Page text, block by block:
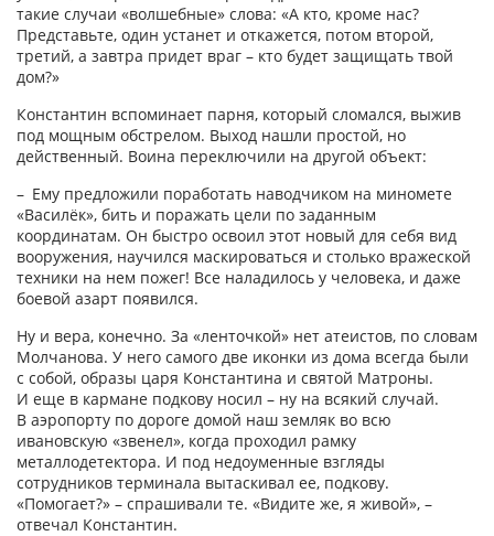
такие случаи «волшебные» слова: «А кто, кроме нас?
Представьте, один устанет и откажется, потом второй,
третий, а завтра придет враг – кто будет защищать твой
дом?»
Константин вспоминает парня, который сломался, выжив
под мощным обстрелом. Выход нашли простой, но
действенный. Воина переключили на другой объект:
– Ему предложили поработать наводчиком на миномете
«Василёк», бить и поражать цели по заданным
координатам. Он быстро освоил этот новый для себя вид
вооружения, научился маскироваться и столько вражеской
техники на нем пожег! Все наладилось у человека, и даже
боевой азарт появился.
Ну и вера, конечно. За «ленточкой» нет атеистов, по словам
Молчанова. У него самого две иконки из дома всегда были
с собой, образы царя Константина и святой Матроны.
И еще в кармане подкову носил – ну на всякий случай.
В аэропорту по дороге домой наш земляк во всю
ивановскую «звенел», когда проходил рамку
металлодетектора. И под недоуменные взгляды
сотрудников терминала вытаскивал ее, подкову.
«Помогает?» – спрашивали те. «Видите же, я живой», –
отвечал Константин.